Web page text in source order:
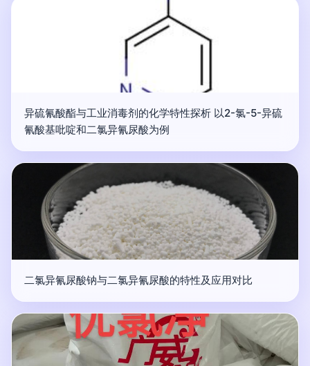
异硫氰酸酯与工业消毒剂的化学特性探析 以2-氯-5-异硫
氰酸基吡啶和二氯异氰尿酸为例
二氯异氰尿酸钠与二氯异氰尿酸的特性及应用对比